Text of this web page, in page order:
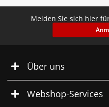
Melden Sie sich hier
Über uns
Webshop-Services